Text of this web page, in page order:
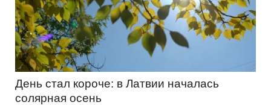
День стал короче: в Латвии началась
солярная осень